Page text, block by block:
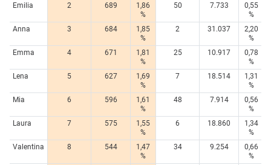
Emilia
2 689
1,86
%
50 7.733
0,55
%
Anna
3 684
1,85
%
2 31.037
2,20
%
Emma
4 671
1,81
%
25 10.917
0,78
%
Lena
5 627
1,69
%
7 18.514
1,31
%
Mia
6 596
1,61
%
48 7.914
0,56
%
Laura
7 575
1,55
%
6 18.860
1,34
%
Valentina
8 544
1,47
%
34 9.254
0,66
%